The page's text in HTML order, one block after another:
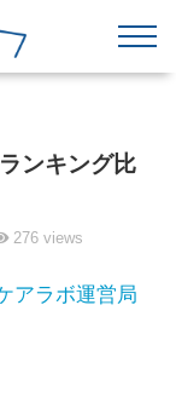
ンキング比
276views
アラボ運営局